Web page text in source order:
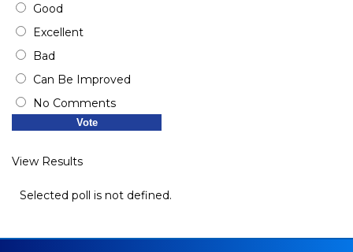
Good
Excellent
Bad
Can Be Improved
No Comments
View Results
Selected poll is not defined.